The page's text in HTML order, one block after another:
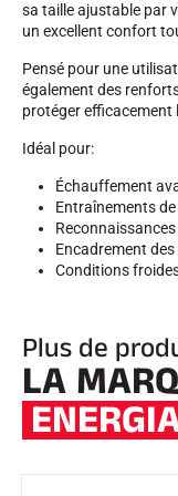
sa taille ajustable par
un excellent confort
Pensé pour une
également des
protéger efficacement
Idéal pour:
Échauffement
Entraînements
Encadrement
Conditions
Plus de
LA